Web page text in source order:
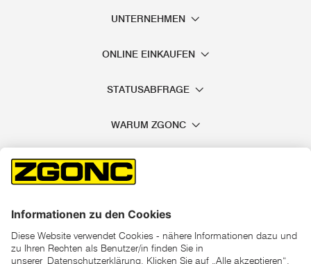
UNTERNEHMEN
ONLINE EINKAUFEN
STATUSABFRAGE
WARUM ZGONC